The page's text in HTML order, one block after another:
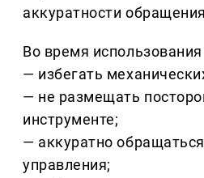
аккуратности
Во время
— избегать
— не размещать
инструменте;
— аккуратно
управления;